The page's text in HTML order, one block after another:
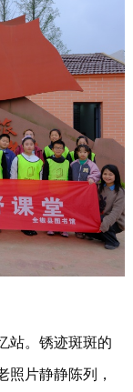
。锈迹斑斑的
照片静静陈列，